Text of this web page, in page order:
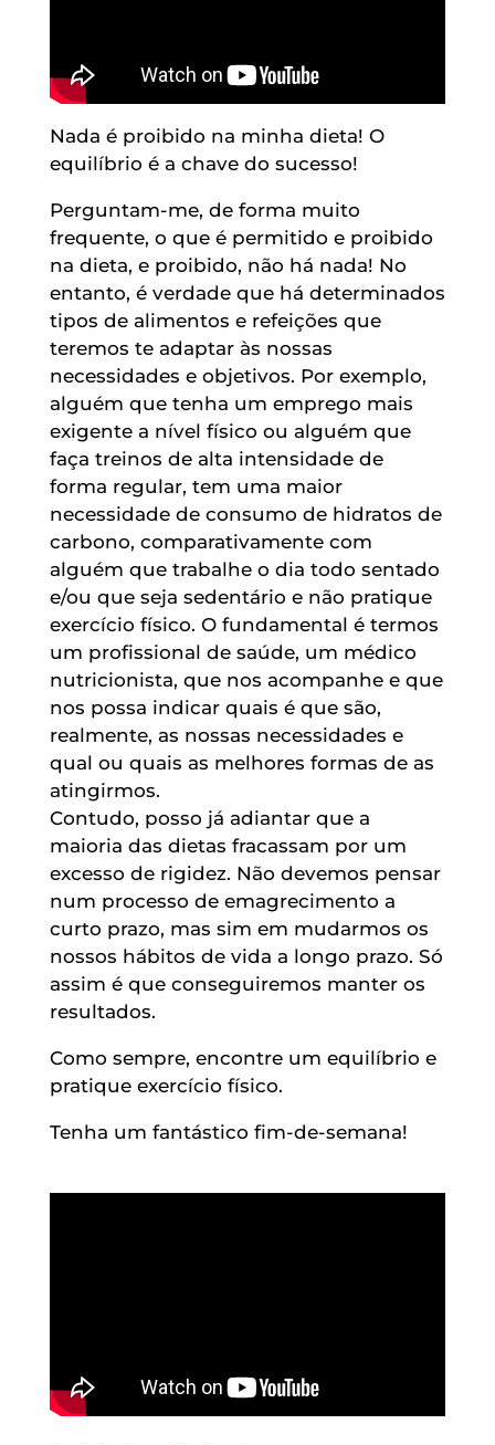
Nada é proibido na minha dieta! O
equilíbrio é a chave do sucesso!
Perguntam-me, de forma muito
frequente, o que é permitido e proibido
na dieta, e proibido, não há nada! No
entanto, é verdade que há determinados
tipos de alimentos e refeições que
teremos te adaptar às nossas
necessidades e objetivos. Por exemplo,
alguém que tenha um emprego mais
exigente a nível físico ou alguém que
faça treinos de alta intensidade de
forma regular, tem uma maior
necessidade de consumo de hidratos de
carbono, comparativamente com
alguém que trabalhe o dia todo sentado
e/ou que seja sedentário e não pratique
exercício físico. O fundamental é termos
um profissional de saúde, um médico
nutricionista, que nos acompanhe e que
nos possa indicar quais é que são,
realmente, as nossas necessidades e
qual ou quais as melhores formas de as
atingirmos.
Contudo, posso já adiantar que a
maioria das dietas fracassam por um
excesso de rigidez. Não devemos pensar
num processo de emagrecimento a
curto prazo, mas sim em mudarmos os
nossos hábitos de vida a longo prazo. Só
assim é que conseguiremos manter os
resultados.
Como sempre, encontre um equilíbrio e
pratique exercício físico.
Tenha um fantástico fim-de-semana!